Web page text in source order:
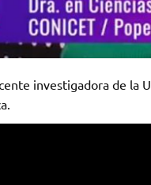
investigadora de la